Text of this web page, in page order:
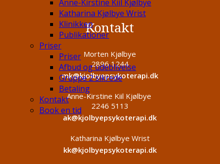
Anne-Kirstine Kiil Kjølbye
Katharina Kjølbye Wrist
Klinikken
Publikationer
Priser
Priser
Afbud og udeblivelse
Gruppe 2 sikrede
Betaling
Kontakt
Book en tid
Kontakt
Morten Kjølbye
2896 1244
mk@kjolbyepsykoterapi.dk
Anne-Kirstine Kiil Kjølbye
2246 5113
ak@kjolbyepsykoterapi.dk
Katharina Kjølbye Wrist
kk@kjolbyepsykoterapi.dk